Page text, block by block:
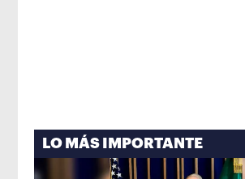
LO MÁS IMPORTANTE